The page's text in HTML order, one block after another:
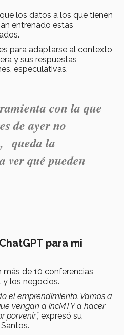
los datos a los que tienen
entrenado estas
para adaptarse al contexto
y sus respuestas
especulativas.
con la que
de ayer no
queda la
ver qué pueden
para mi
más de 10 conferencias
y los negocios.
el emprendimiento. Vamos a
vengan a incMTY a hacer
porvenir”, expresó su